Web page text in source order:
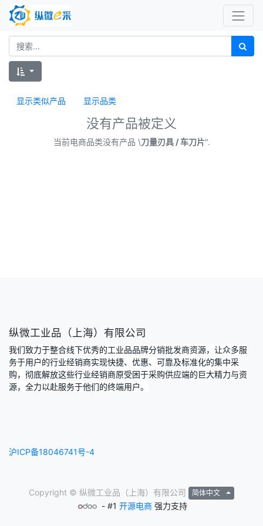
显示类似产品 显示品类
没有产品被定义
当前电商品类没有产品 \刀量刃具 / 车刀片".
纵微工业品（上海）有限公司
我们致力于整合线下优秀的工业品品牌分销批发商资源，让众多服
务于用户的行业经销商实现快捷、优惠、可靠及标准化的集中采
购，彻底解放这些行业经销商原受困于采购供应端的巨大精力与资
源，全力以赴服务于他们的终端用户。
沪ICP备18046741号-4
Copyright © 纵微工业品（上海）有限公司 简体中文
- #1开源电商 强力支持